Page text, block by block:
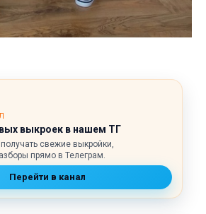
выкроек в нашем ТГ
свежие выкройки,
прямо в Телеграм.
Перейти в канал